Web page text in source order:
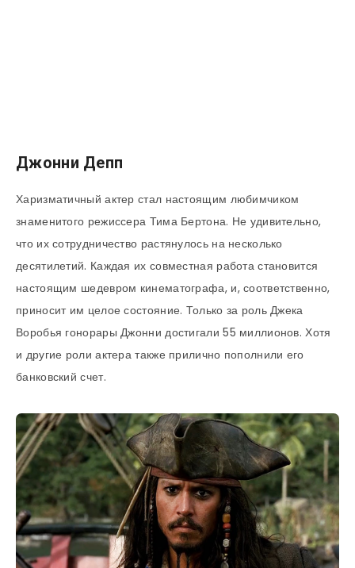
Джонни Депп
Харизматичный актер стал настоящим любимчиком
знаменитого режиссера Тима Бертона. Не удивительно,
что их сотрудничество растянулось на несколько
десятилетий. Каждая их совместная работа становится
настоящим шедевром кинематографа, и, соответственно,
приносит им целое состояние. Только за роль Джека
Воробья гонорары Джонни достигали 55 миллионов. Хотя
и другие роли актера также прилично пополнили его
банковский счет.